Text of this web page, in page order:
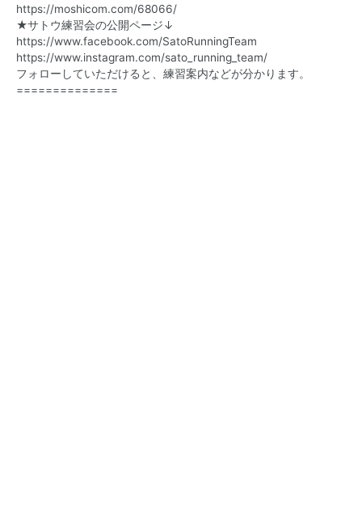
https://moshicom.com/68066/
★サトウ練習会の公開ページ↓
https://www.facebook.com/SatoRunningTeam
https://www.instagram.com/sato_running_team/
フォローしていただけると、練習案内などが分かります。
==============